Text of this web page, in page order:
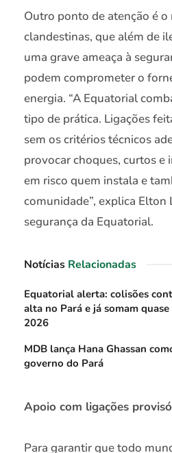
Outro ponto de atenção é o
clandestinas, que além de
uma grave ameaça à
podem comprometer o
energia. “A Equatorial
tipo de prática. Ligações
sem os critérios técnicos
provocar choques, curtos e
em risco quem instala e
comunidade”, explica Elton
segurança da Equatorial.
Notícias Relacionadas
Equatorial alerta: colisões
alta no Pará e já somam
2026
MDB lança Hana Ghassan
governo do Pará
Apoio com ligações
Para garantir que todo